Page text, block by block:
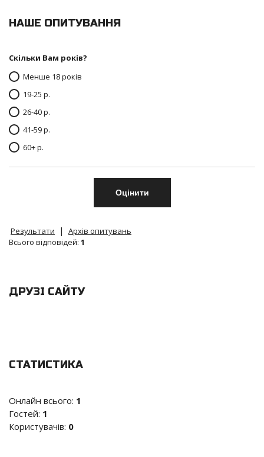
НАШЕ ОПИТУВАННЯ
Скільки Вам років?
Менше 18 років
19-25 р.
26-40 р.
41-59 р.
60+ р.
Результати |
Архів опитувань
Всього відповідей: 1
ДРУЗІ САЙТУ
СТАТИСТИКА
Онлайн всього: 1
Гостей: 1
Користувачів: 0